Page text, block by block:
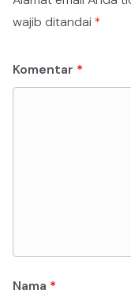
wajib ditandai *
Komentar *
Nama *